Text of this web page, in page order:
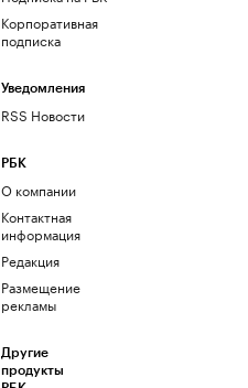
Корпоративная
подписка
Уведомления
RSS Новости
РБК
О компании
Контактная
информация
Редакция
Размещение
рекламы
Другие
продукты